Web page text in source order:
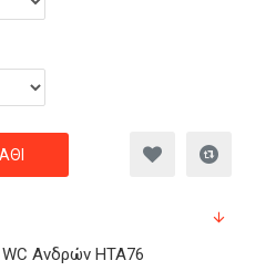
Ανδρών HTA76